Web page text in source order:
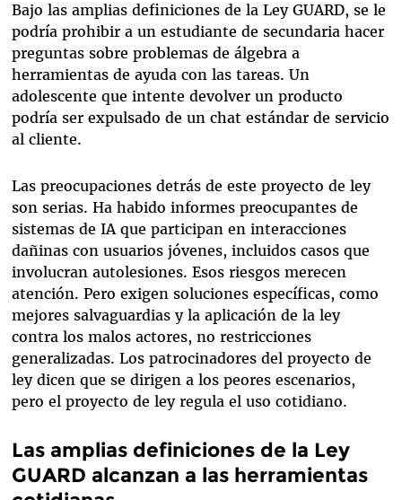
Bajo las amplias definiciones de la Ley GUARD, se le
podría prohibir a un estudiante de secundaria hacer
preguntas sobre problemas de álgebra a
herramientas de ayuda con las tareas. Un
adolescente que intente devolver un producto
podría ser expulsado de un chat estándar de servicio
al cliente.
Las preocupaciones detrás de este proyecto de ley
son serias. Ha habido informes preocupantes de
sistemas de IA que participan en interacciones
dañinas con usuarios jóvenes, incluidos casos que
involucran autolesiones. Esos riesgos merecen
atención. Pero exigen soluciones específicas, como
mejores salvaguardias y la aplicación de la ley
contra los malos actores, no restricciones
generalizadas. Los patrocinadores del proyecto de
ley dicen que se dirigen a los peores escenarios,
pero el proyecto de ley regula el uso cotidiano.
Las amplias definiciones de la Ley
GUARD alcanzan a las herramientas